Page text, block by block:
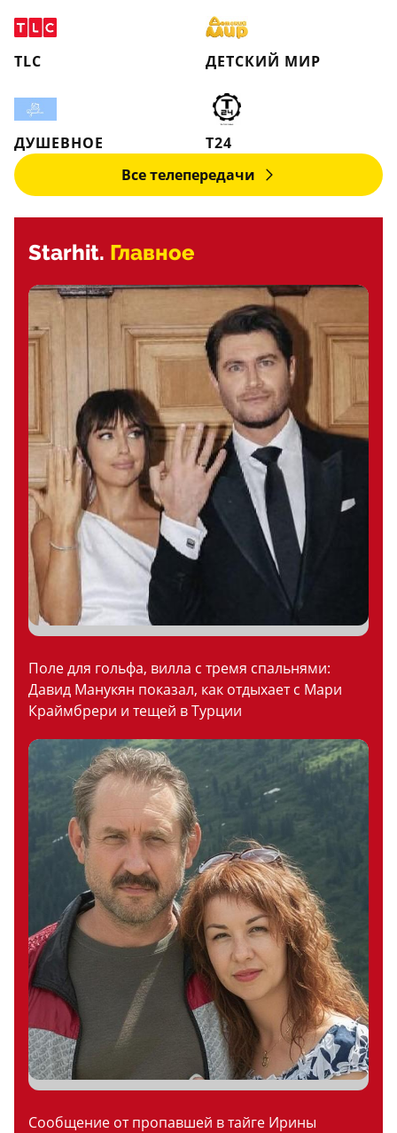
TLC ДЕТСКИЙ МИР
ДУШЕВНОЕ
Т24
Все телепередачи
Starhit. Главное
Поле для гольфа, вилла с тремя спальнями:
Давид Манукян показал, как отдыхает с Мари
Краймбрери и тещей в Турции
Сообщение от пропавшей в тайге Ирины